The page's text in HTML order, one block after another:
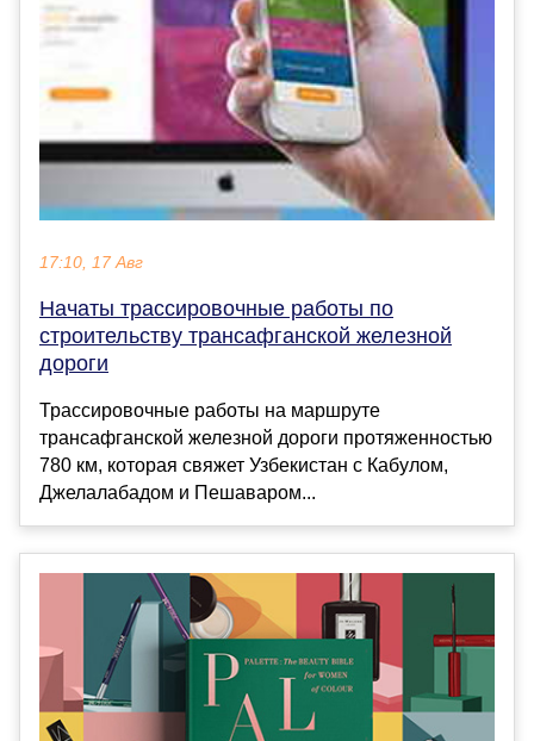
17:10, 17 Авг
Начаты трассировочные работы по
строительству трансафганской железной
дороги
Трассировочные работы на маршруте
трансафганской железной дороги протяженностью
780 км, которая свяжет Узбекистан с Кабулом,
Джелалабадом и Пешаваром...